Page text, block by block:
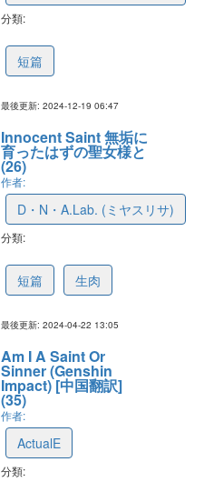
分類:
短篇
最後更新: 2024-12-19 06:47
Innocent Saint 無垢に
育ったはずの聖女様と
(26)
作者:
D・N・A.Lab. (ミヤスリサ)
分類:
短篇 生肉
最後更新: 2024-04-22 13:05
Am I A Saint Or
Sinner (Genshin
Impact) [中国翻訳]
(35)
作者:
ActualE
分類: